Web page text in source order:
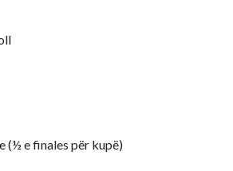
(½ e finales për kupë)